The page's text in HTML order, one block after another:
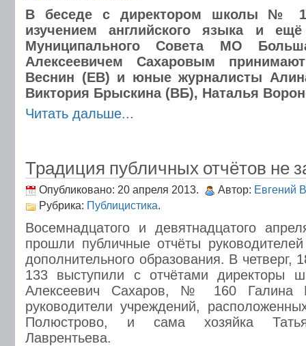
В беседе с директором школы №
изучением английского языка и
Муниципального Совета МО
Алексеевичем Сахаровым
Веснин (ЕВ) и юные журналисты
Виктория Брыскина (ВБ), Наталья
Читать дальше...
Традиция публичных отчётов не
Опубликовано: 20 апреля 2013. Автор: Евгений
Рубрика: Публицистика.
Восемнадцатого и девятнадцатого
прошли публичные отчёты
дополнительного образования. В
133 выступили с отчётами
Алексеевич Сахаров, № 160 Галина
руководители учреждений,
Полюстрово, и сама хозяйка
Лаврентьева.